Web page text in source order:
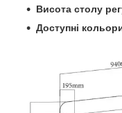
Висота столу
Доступні